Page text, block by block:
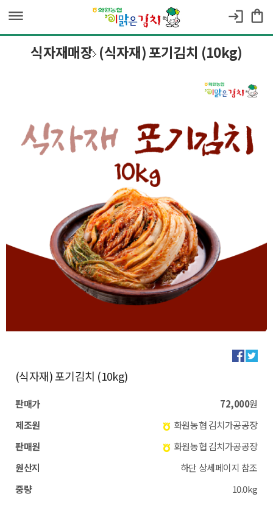
dehaze login shopping_bag
식자재매장(식자재) 포기김치 (10kg)
(식자재) 포기김치 (10kg)
판매가 72,000원
제조원
화원농협 김치가공공장
판매원
화원농협 김치가공공장
원산지
하단 상세페이지 참조
중량
10.0kg